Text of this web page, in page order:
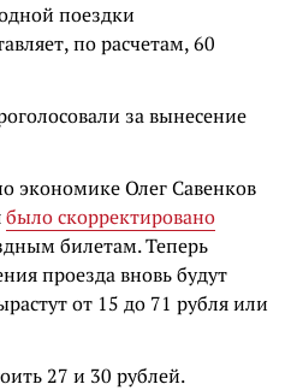
поездки
по расчетам, 60
за вынесение
экономике Олег Савенков
было скорректировано
билетам. Теперь
проезда вновь будут
от 15 до 71 рубля или
27 и 30 рублей.